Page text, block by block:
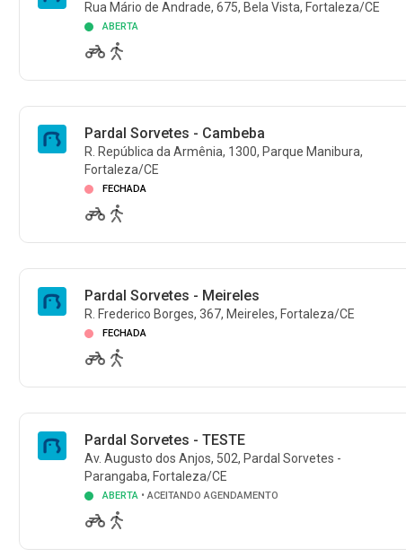
Rua Mário de Andrade, 675, Bela Vista, Fortaleza/CE
ABERTA
Pardal Sorvetes - Cambeba
R. República da Armênia, 1300, Parque Manibura,
Fortaleza/CE
FECHADA
Pardal Sorvetes - Meireles
R. Frederico Borges, 367, Meireles, Fortaleza/CE
FECHADA
Pardal Sorvetes - TESTE
Av. Augusto dos Anjos, 502, Pardal Sorvetes -
Parangaba, Fortaleza/CE
ABERTA • ACEITANDO AGENDAMENTO